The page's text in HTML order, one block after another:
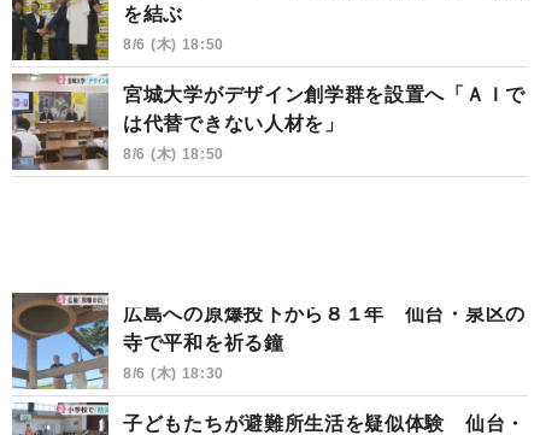
を結ぶ
8/6 (木) 18:50
宮城大学がデザイン創学群を設置へ「ＡＩで
は代替できない人材を」
8/6 (木) 18:50
広島への原爆投下から８１年 仙台・泉区の
寺で平和を祈る鐘
8/6 (木) 18:30
子どもたちが避難所生活を疑似体験 仙台・